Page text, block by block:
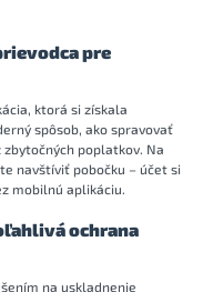
pre
ktorá si získala
spôsob, ako spravovať
poplatkov. Na
navštíviť pobočku – účet si
mobilnú aplikáciu.
ochrana
na uskladnenie